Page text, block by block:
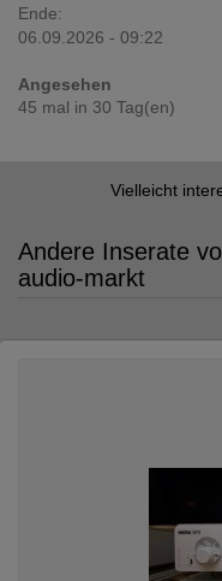
Ende:
06.09.2026 - 09:22
Angesehen
45 mal in 30 Tag(en)
Vielleicht
Andere Inserate
audio-markt